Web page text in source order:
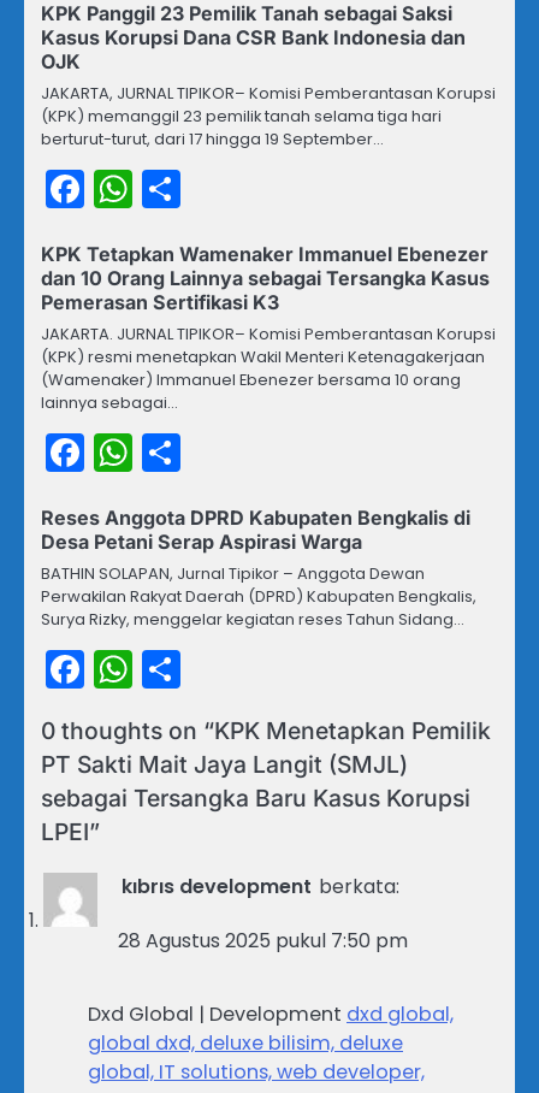
KPK Panggil 23 Pemilik Tanah sebagai Saksi
Kasus Korupsi Dana CSR Bank Indonesia dan
OJK
JAKARTA, JURNAL TIPIKOR– Komisi Pemberantasan Korupsi
(KPK) memanggil 23 pemilik tanah selama tiga hari
berturut-turut, dari 17 hingga 19 September…
Facebook
WhatsApp
KPK Tetapkan Wamenaker Immanuel Ebenezer
dan 10 Orang Lainnya sebagai Tersangka Kasus
Pemerasan Sertifikasi K3
JAKARTA. JURNAL TIPIKOR– Komisi Pemberantasan Korupsi
(KPK) resmi menetapkan Wakil Menteri Ketenagakerjaan
(Wamenaker) Immanuel Ebenezer bersama 10 orang
lainnya sebagai…
Facebook
WhatsApp
Reses Anggota DPRD Kabupaten Bengkalis di
Desa Petani Serap Aspirasi Warga
BATHIN SOLAPAN, Jurnal Tipikor – Anggota Dewan
Perwakilan Rakyat Daerah (DPRD) Kabupaten Bengkalis,
Surya Rizky, menggelar kegiatan reses Tahun Sidang…
Facebook
WhatsApp
0 thoughts on “KPK Menetapkan Pemilik
PT Sakti Mait Jaya Langit (SMJL)
sebagai Tersangka Baru Kasus Korupsi
LPEI”
kıbrıs development berkata:
28 Agustus 2025 pukul 7:50 pm
Dxd Global | Development dxd global,
global dxd, deluxe bilisim, deluxe
global, IT solutions, web developer,